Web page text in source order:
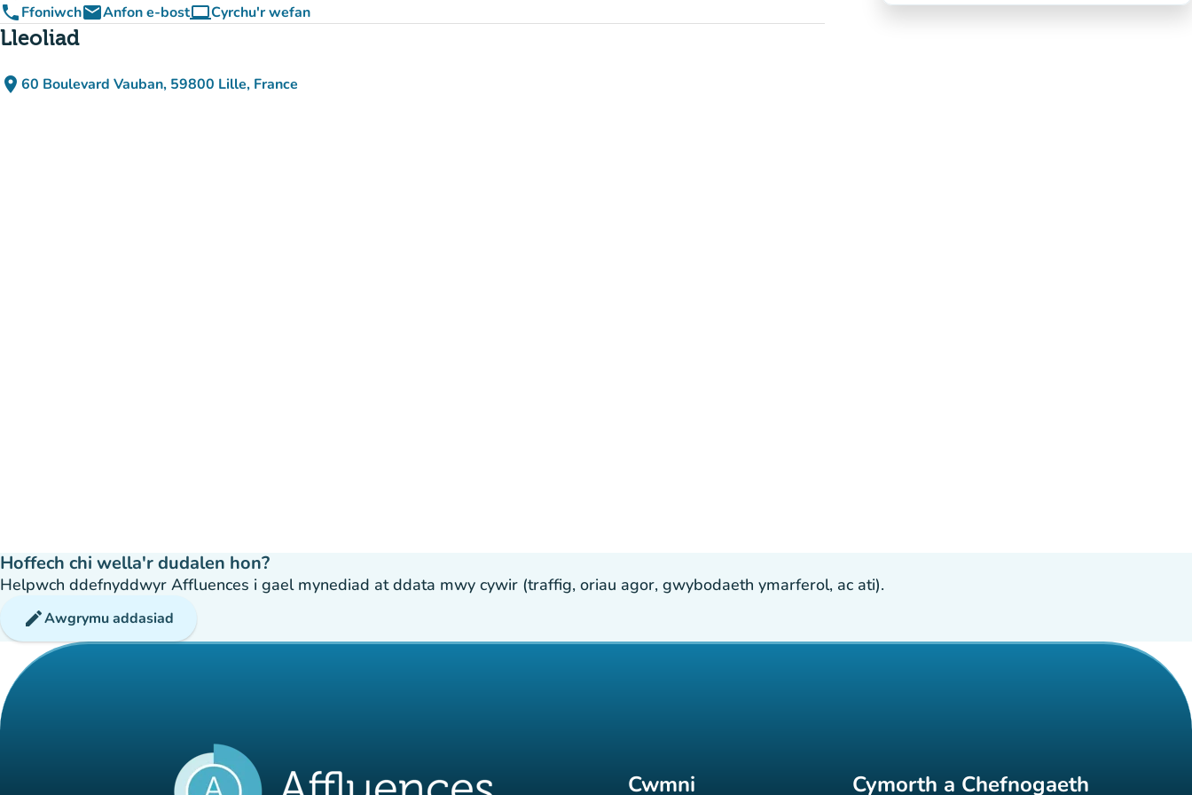
phoneFfoniwchemailAnfon e-bostcomputerCyrchu'r wefan
(tab newydd)
Lleoliad
place 60 Boulevard Vauban, 59800 Lille, France
(agor yn Google Maps)
(tab newydd)
Hoffech chi wella'r dudalen hon?
Helpwch ddefnyddwyr Affluences i gael mynediad at ddata mwy cywir (traffig, oriau agor, gwybodaeth ymarferol, ac ati).
editAwgrymu addasiad
Cwmni Cymorth a Chefnogaeth